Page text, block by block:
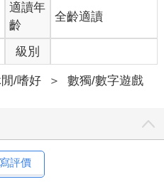
適讀年
齡
全齡適讀
級別
/嗜好 ＞ 數獨/數字遊戲
寫評價